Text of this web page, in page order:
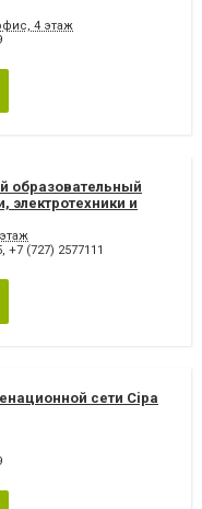
4 этаж
образовательный
электротехники и
в городе Алматы
, +7 (727) 2577111
сети Cipa